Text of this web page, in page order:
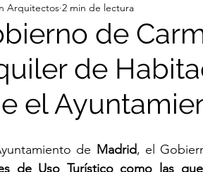
de
de
el
Arquitectos 2 min de lectura
de Madrid, el
de Uso Turístico como las